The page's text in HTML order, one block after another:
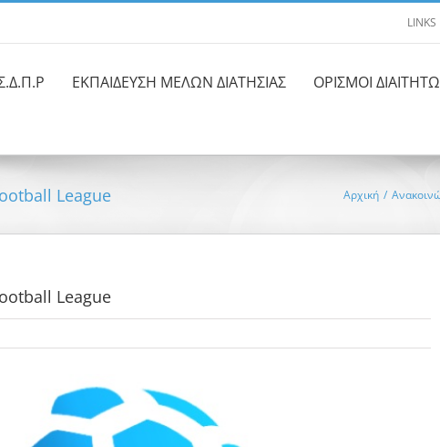
LINKS
ΕΚΠΑΙΔΕΥΣΗ ΜΕΛΩΝ ΔΙΑΤΗΣΙΑΣ ΟΡΙΣΜΟΙ
League Αρχική /
League